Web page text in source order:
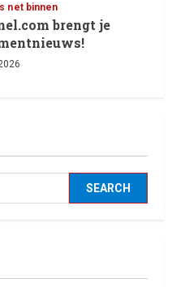
net binnen
brengt je
Texas” haar